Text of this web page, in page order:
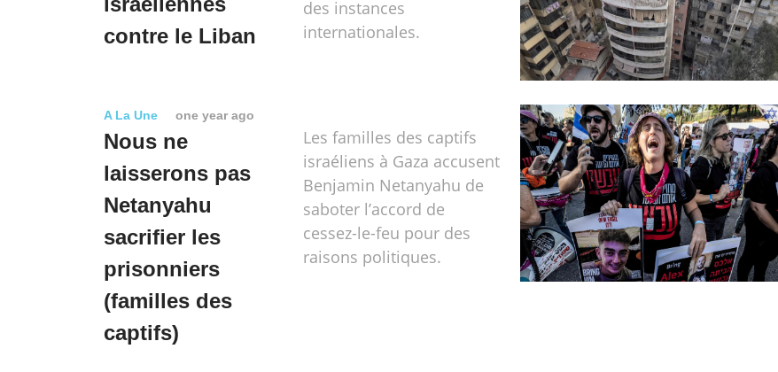
contre le Liban
des instances
internationales.
A La Une one year ago
Nous ne
laisserons pas
Netanyahu
sacrifier les
prisonniers
(familles des
captifs)
Les familles des captifs
israéliens à Gaza accusent
Benjamin Netanyahu de
saboter l’accord de
cessez-le-feu pour des
raisons politiques.